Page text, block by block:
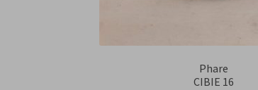
Phare
CIBIE 16